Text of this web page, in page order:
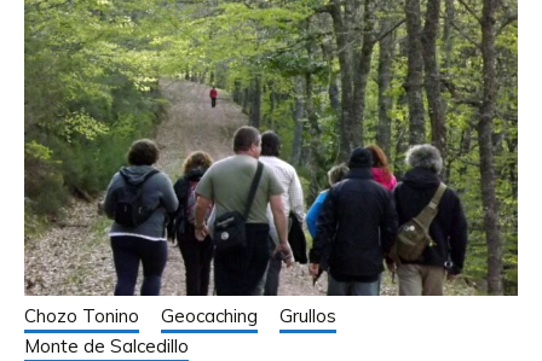
Chozo Tonino Geocaching
Grullos
Monte de Salcedillo